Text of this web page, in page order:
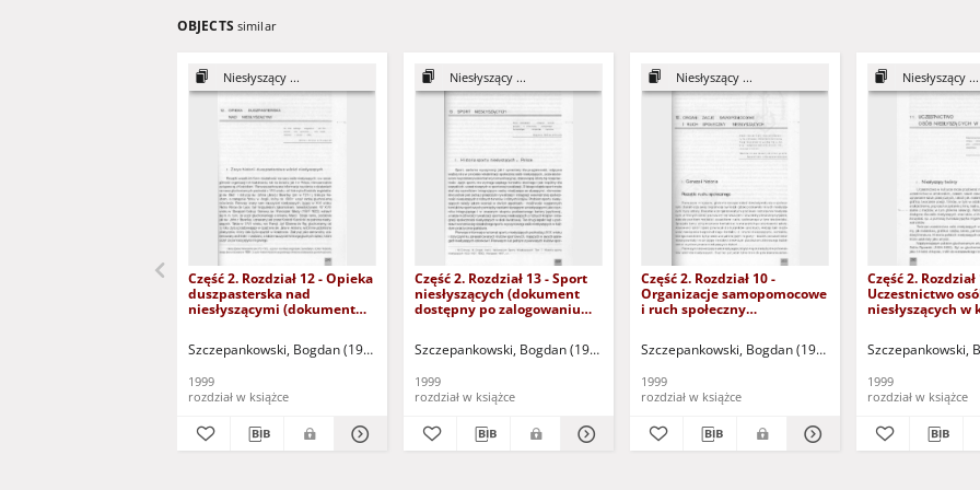
OBJECTS similar
Niesłyszący ...
Część 2. Rozdział 12 - Opieka
duszpasterska nad
niesłyszącymi (dokument
wzroku)
Szczepankowski, Bogdan (1939- )
1999
rozdział w książce
Niesłyszący ...
Część 2. Rozdział 13 - Sport
niesłyszących (dokument
dostępny po zalogowaniu
Szczepankowski, Bogdan (1939- )
1999
rozdział w książce
Niesłyszący ...
Część 2. Rozdział 10 -
Organizacje samopomocowe
i ruch społeczny
tylko dla osób z dysfunkcją
Szczepankowski, Bogdan (1939- )
1999
rozdział w książce
Niesłyszący ...
Część 2. Rozdział
Uczestnictwo
niesłyszących w
dysfunkcją
Szczepankowski,
1999
rozdział w książce